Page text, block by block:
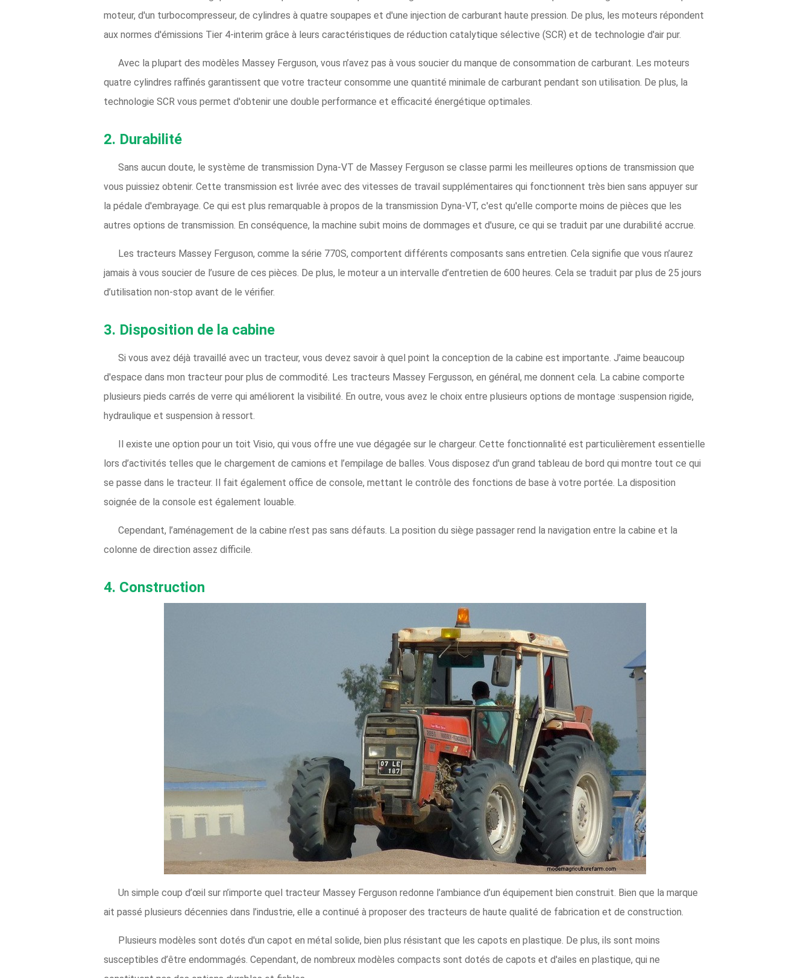
moteur, d'un turbocompresseur, de cylindres à quatre soupapes et d'une injection de carburant haute pression. De plus, les moteurs répondent
aux normes d'émissions Tier 4-interim grâce à leurs caractéristiques de réduction catalytique sélective (SCR) et de technologie d'air pur.
Avec la plupart des modèles Massey Ferguson, vous n’avez pas à vous soucier du manque de consommation de carburant. Les moteurs
quatre cylindres raffinés garantissent que votre tracteur consomme une quantité minimale de carburant pendant son utilisation. De plus, la
technologie SCR vous permet d'obtenir une double performance et efficacité énergétique optimales.
2. Durabilité
Sans aucun doute, le système de transmission Dyna-VT de Massey Ferguson se classe parmi les meilleures options de transmission que
vous puissiez obtenir. Cette transmission est livrée avec des vitesses de travail supplémentaires qui fonctionnent très bien sans appuyer sur
la pédale d'embrayage. Ce qui est plus remarquable à propos de la transmission Dyna-VT, c'est qu'elle comporte moins de pièces que les
autres options de transmission. En conséquence, la machine subit moins de dommages et d'usure, ce qui se traduit par une durabilité accrue.
Les tracteurs Massey Ferguson, comme la série 770S, comportent différents composants sans entretien. Cela signifie que vous n’aurez
jamais à vous soucier de l’usure de ces pièces. De plus, le moteur a un intervalle d’entretien de 600 heures. Cela se traduit par plus de 25 jours
d’utilisation non-stop avant de le vérifier.
3. Disposition de la cabine
Si vous avez déjà travaillé avec un tracteur, vous devez savoir à quel point la conception de la cabine est importante. J'aime beaucoup
d'espace dans mon tracteur pour plus de commodité. Les tracteurs Massey Fergusson, en général, me donnent cela. La cabine comporte
plusieurs pieds carrés de verre qui améliorent la visibilité. En outre, vous avez le choix entre plusieurs options de montage :suspension rigide,
hydraulique et suspension à ressort.
Il existe une option pour un toit Visio, qui vous offre une vue dégagée sur le chargeur. Cette fonctionnalité est particulièrement essentielle
lors d’activités telles que le chargement de camions et l’empilage de balles. Vous disposez d'un grand tableau de bord qui montre tout ce qui
se passe dans le tracteur. Il fait également office de console, mettant le contrôle des fonctions de base à votre portée. La disposition
soignée de la console est également louable.
Cependant, l’aménagement de la cabine n’est pas sans défauts. La position du siège passager rend la navigation entre la cabine et la
colonne de direction assez difficile.
4. Construction
Un simple coup d’œil sur n’importe quel tracteur Massey Ferguson redonne l’ambiance d’un équipement bien construit. Bien que la marque
ait passé plusieurs décennies dans l’industrie, elle a continué à proposer des tracteurs de haute qualité de fabrication et de construction.
Plusieurs modèles sont dotés d'un capot en métal solide, bien plus résistant que les capots en plastique. De plus, ils sont moins
susceptibles d’être endommagés. Cependant, de nombreux modèles compacts sont dotés de capots et d'ailes en plastique, qui ne